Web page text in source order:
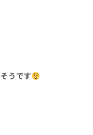
うです